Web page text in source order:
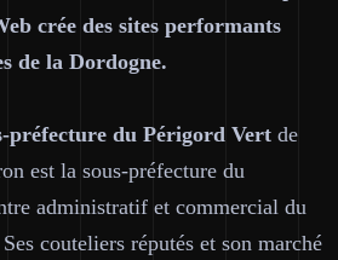
crée des sites performants
de la Dordogne.
préfecture du Périgord Vert de
est la sous-préfecture du
administratif et commercial du
couteliers réputés et son marché